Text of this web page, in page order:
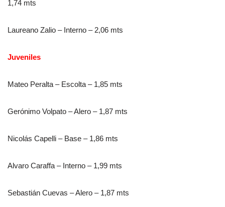
1,74 mts
Laureano Zalio – Interno – 2,06 mts
Juveniles
Mateo Peralta – Escolta – 1,85 mts
Gerónimo Volpato – Alero – 1,87 mts
Nicolás Capelli – Base – 1,86 mts
Alvaro Caraffa – Interno – 1,99 mts
Sebastián Cuevas – Alero – 1,87 mts